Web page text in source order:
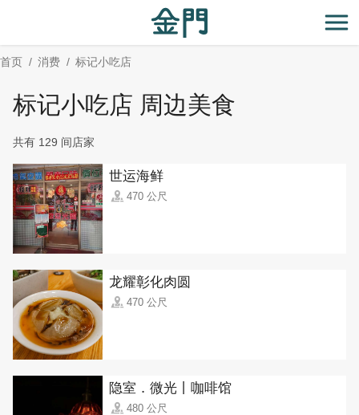
主
要
开
首页 消费 标记小吃店
标记小吃店 周边美食
共有 129 间店家
世运海鲜
470 公尺
龙耀彰化肉圆
470 公尺
隐室．微光丨咖啡馆
480 公尺